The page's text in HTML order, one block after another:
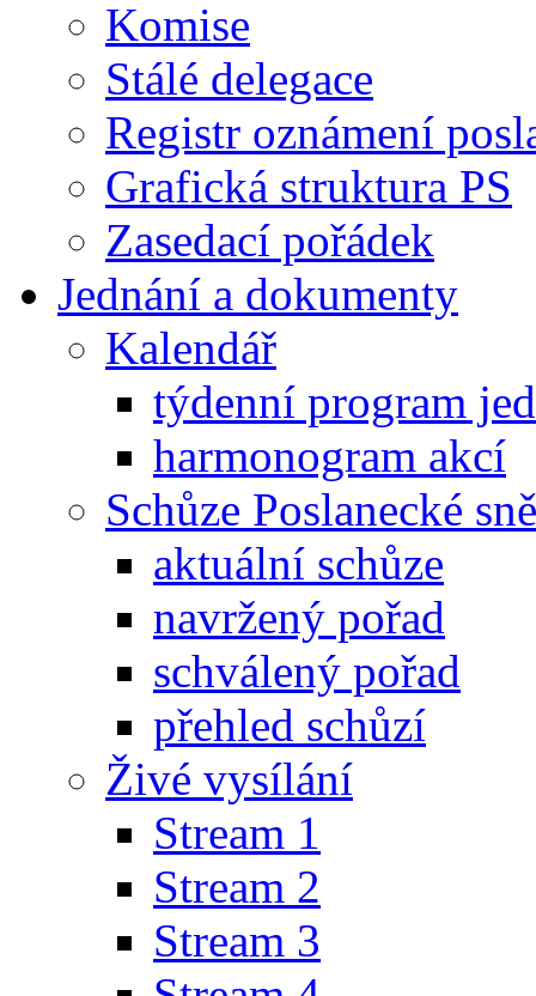
Komise
Stálé delegace
Registr oznámení
Grafická struktura PS
Zasedací pořádek
Jednání a dokumenty
Kalendář
týdenní program
harmonogram akcí
Schůze Poslanecké
aktuální schůze
navržený pořad
schválený pořad
přehled schůzí
Živé vysílání
Stream 1
Stream 2
Stream 3